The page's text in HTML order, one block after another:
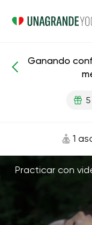
Meditaciones y
Ganando
1
Practicar con